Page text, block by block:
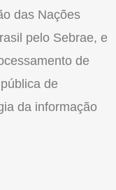
das Nações
pelo Sebrae, e
de
de
da informação